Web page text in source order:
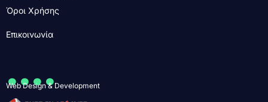
Όροι Χρήσης
Επικοινωνία
....
Web Design & Development